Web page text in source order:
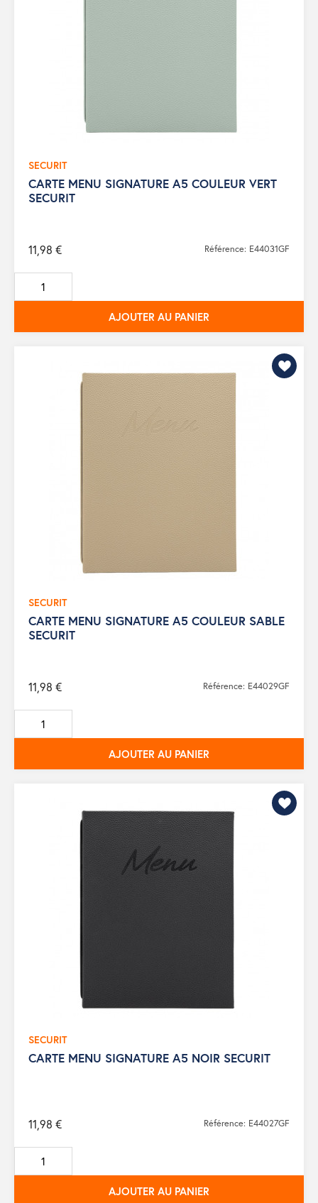
SECURIT
CARTE MENU SIGNATURE A5 COULEUR VERT
SECURIT
11,98 € Référence: E44031GF
AJOUTER AU PANIER
SECURIT
CARTE MENU SIGNATURE A5 COULEUR SABLE
SECURIT
11,98 € Référence: E44029GF
AJOUTER AU PANIER
SECURIT
CARTE MENU SIGNATURE A5 NOIR SECURIT
11,98 € Référence: E44027GF
AJOUTER AU PANIER